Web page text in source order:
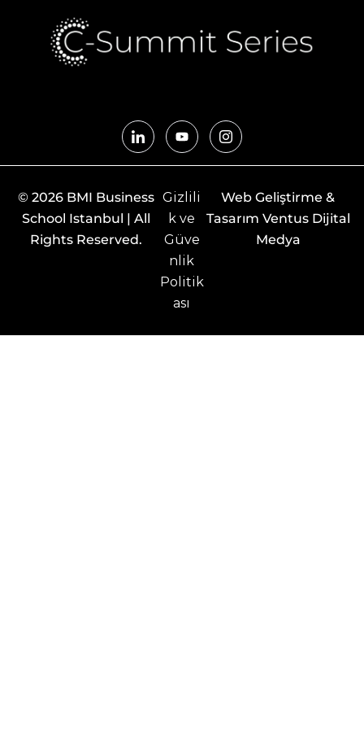
© 2026 BMI Business
School Istanbul | All
Rights Reserved.
Gizlili
k ve
Güve
nlik
Politik
ası
Web Geliştirme &
Tasarım Ventus Dijital
Medya